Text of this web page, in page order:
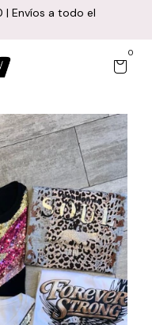
Envíos a todo el
0